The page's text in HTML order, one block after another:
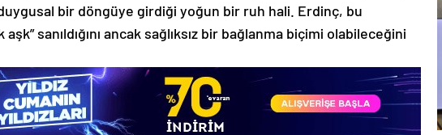
bir döngüye girdiği yoğun bir ruh hali. Erdinç, bu
sanıldığını ancak sağlıksız bir bağlanma biçimi olabileceğini